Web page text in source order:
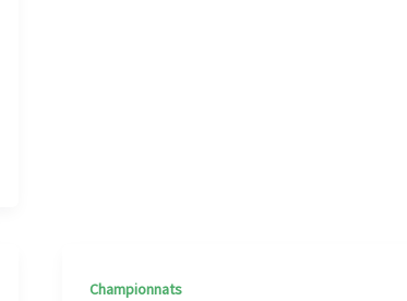
Championnats